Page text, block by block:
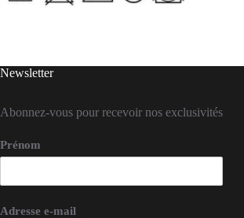
Newsletter
Abonnez-vous pour recevoir nos exclusivités
Prénom
Adresse e-mail